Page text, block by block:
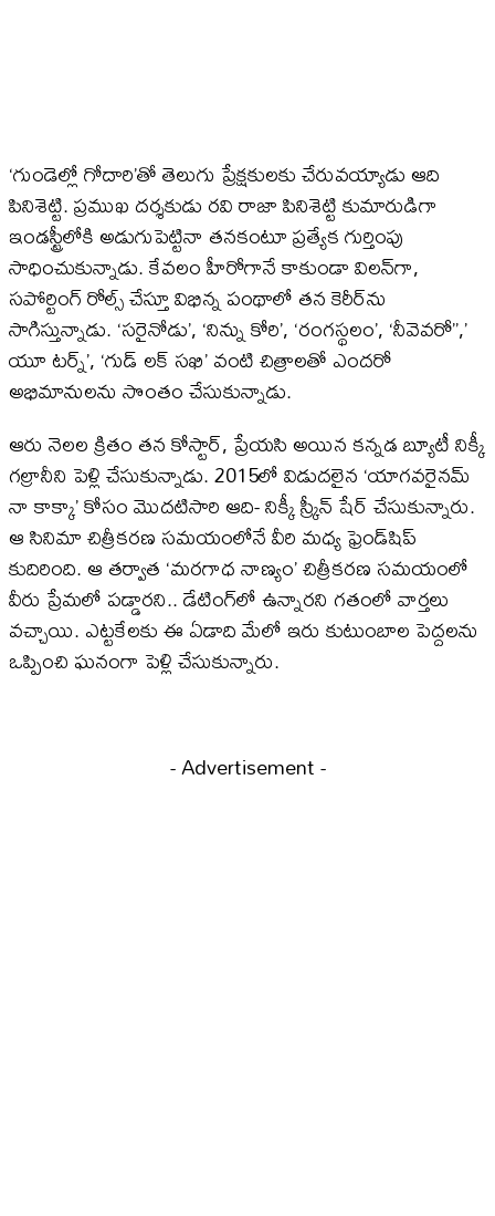
‘గుండెల్లో గోదారి’తో తెలుగు ప్రేక్షకులకు చేరువయ్యాడు ఆది
పినిశెట్టి. ప్రముఖ దర్శకుడు రవి రాజా పినిశెట్టి కుమారుడిగా
ఇండస్ట్రీలోకి అడుగుపెట్టినా తనకంటూ ప్రత్యేక గుర్తింపు
సాధించుకున్నాడు. కేవలం హీరోగానే కాకుండా విలన్‌గా,
సపోర్టింగ్‌ రోల్స్‌ చేస్తూ విభిన్న పంథాలో తన కెరీర్‌ను
సాగిస్తున్నాడు. ‘సరైనోడు’, ‘నిన్ను కోరి’, ‘రంగస్థలం’, ‘నీవెవరో’’,’
యూ టర్న్‌’, ‘గుడ్‌ లక్‌ సఖి’ వంటి చిత్రాలతో ఎందరో
అభిమానులను సొంతం చేసుకున్నాడు.
ఆరు నెలల క్రితం తన కోస్టార్, ప్రేయసి అయిన కన్నడ బ్యూటీ నిక్కీ
గల్రానీని పెళ్లి చేసుకున్నాడు. 2015లో విడుదలైన ‘యాగవరైనమ్‌
నా కాక్కా’ కోసం మొదటిసారి ఆది- నిక్కీ స్క్రీన్‌ షేర్‌ చేసుకున్నారు.
ఆ సినిమా చిత్రీకరణ సమయంలోనే వీరి మధ్య ఫ్రెండ్‌షిప్‌
కుదిరింది. ఆ తర్వాత ‘మరగాధ నాణ్యం’ చిత్రీకరణ సమయంలో
వీరు ప్రేమలో పడ్డారని.. డేటింగ్‌లో ఉన్నారని గతంలో వార్తలు
వచ్చాయి. ఎట్టకేలకు ఈ ఏడాది మేలో ఇరు కుటుంబాల పెద్దలను
ఒప్పించి ఘనంగా పెళ్లి చేసుకున్నారు.
- Advertisement -